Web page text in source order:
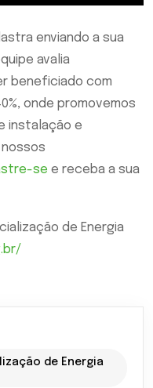
enviando a sua
avalia
beneficiado com
onde promovemos
instalação e
se e receba a sua
de Energia
de Energia